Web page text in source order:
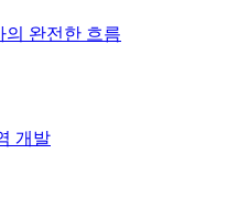
의 완전한 흐름
개발